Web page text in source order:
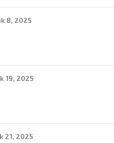
8, 2025
19, 2025
21, 2025